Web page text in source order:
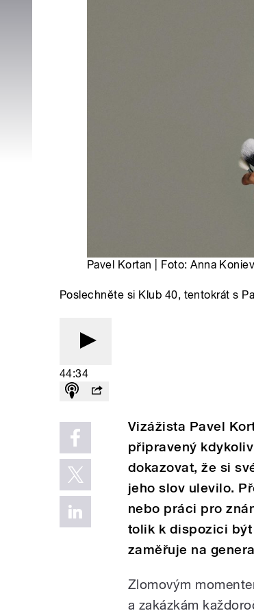
Pavel Kortan | Foto: Anna
Poslechněte si Klub 40, tentokrát s
44:34
Vizážista Pavel
připravený
dokazovat, že si
jeho slov ulevilo.
nebo práci pro
tolik k dispozici být
zaměřuje na
Zlomovým
a zakázkám